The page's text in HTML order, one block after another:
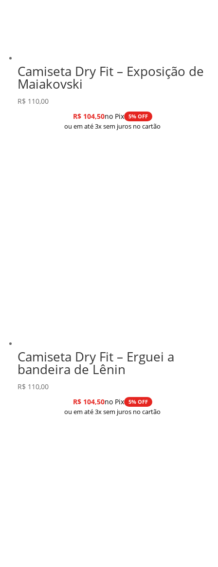
Camiseta Dry Fit – Exposição de
Maiakovski
R$ 110,00
R$104,50no Pix 5% OFF
ou em até 3x sem juros no cartão
Camiseta Dry Fit – Erguei a
bandeira de Lênin
R$ 110,00
R$104,50no Pix 5% OFF
ou em até 3x sem juros no cartão